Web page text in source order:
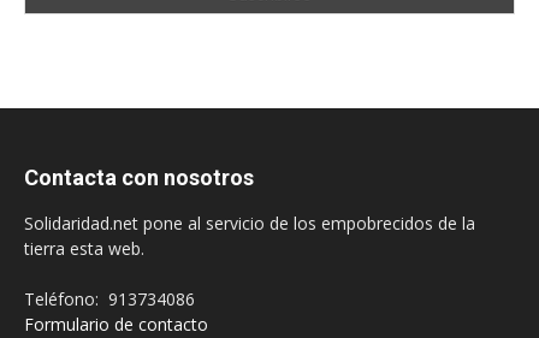
Contacta con nosotros
Solidaridad.net pone al servicio de los empobrecidos de la
tierra esta web.
Teléfono: 913734086
Formulario de contacto